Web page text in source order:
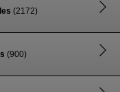
(2172)
(900)